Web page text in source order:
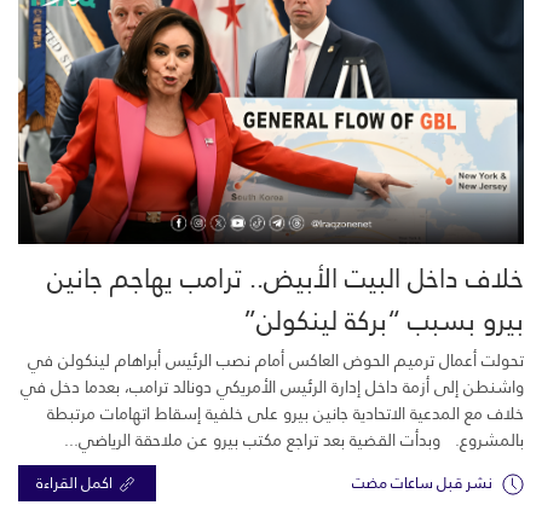
خلاف داخل البيت الأبيض.. ترامب يهاجم جانين
بيرو بسبب “بركة لينكولن”
تحولت أعمال ترميم الحوض العاكس أمام نصب الرئيس أبراهام لينكولن في
واشنطن إلى أزمة داخل إدارة الرئيس الأمريكي دونالد ترامب، بعدما دخل في
خلاف مع المدعية الاتحادية جانين بيرو على خلفية إسقاط اتهامات مرتبطة
بالمشروع. وبدأت القضية بعد تراجع مكتب بيرو عن ملاحقة الرياضي...
نشر قبل ساعات مضت اكمل القراءة